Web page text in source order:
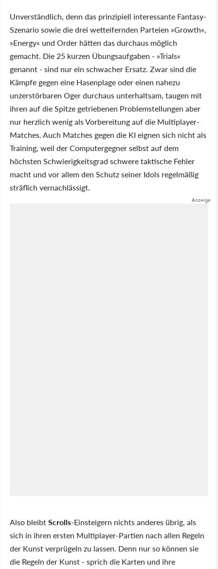
Unverständlich, denn das prinzipiell interessante Fantasy-
Szenario sowie die drei wetteifernden Parteien »Growth«,
»Energy« und Order hätten das durchaus möglich
gemacht. Die 25 kurzen Übungsaufgaben - »Trials«
genannt - sind nur ein schwacher Ersatz. Zwar sind die
Kämpfe gegen eine Hasenplage oder einen nahezu
unzerstörbaren Oger durchaus unterhaltsam, taugen mit
ihren auf die Spitze getriebenen Problemstellungen aber
nur herzlich wenig als Vorbereitung auf die Multiplayer-
Matches. Auch Matches gegen die KI eignen sich nicht als
Training, weil der Computergegner selbst auf dem
höchsten Schwierigkeitsgrad schwere taktische Fehler
macht und vor allem den Schutz seiner Idols regelmäßig
sträflich vernachlässigt.
Also bleibtScrolls-Einsteigern nichts anderes übrig, als
sich in ihren ersten Multiplayer-Partien nach allen Regeln
der Kunst verprügeln zu lassen. Denn nur so können sie
die Regeln der Kunst - sprich die Karten und ihre